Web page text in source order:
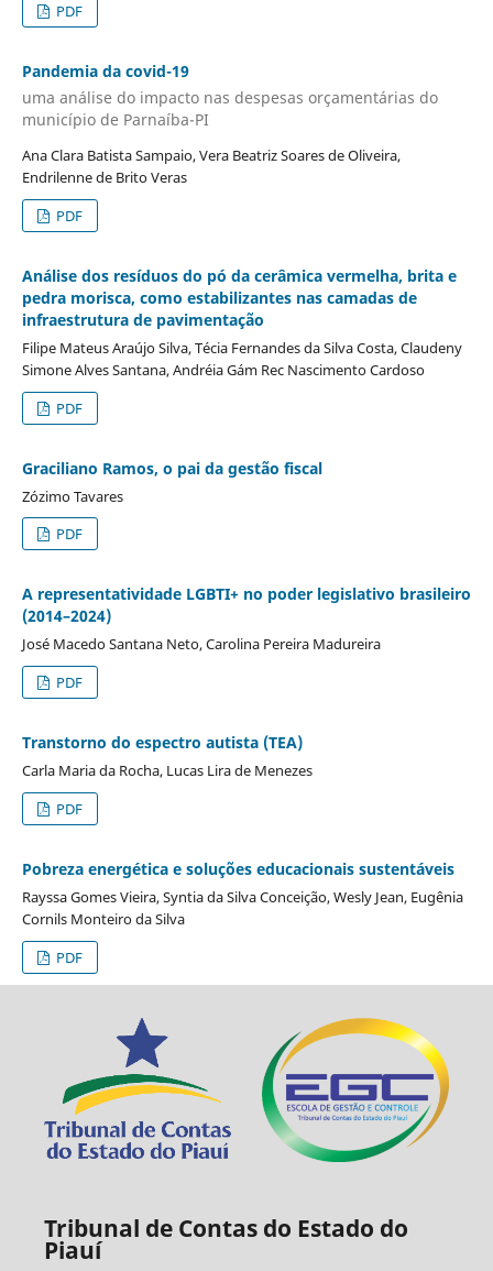
PDF
Pandemia da covid-19
uma análise do impacto nas despesas orçamentárias do
município de Parnaíba-PI
Ana Clara Batista Sampaio, Vera Beatriz Soares de Oliveira,
Endrilenne de Brito Veras
PDF
Análise dos resíduos do pó da cerâmica vermelha, brita e
pedra morisca, como estabilizantes nas camadas de
infraestrutura de pavimentação
Filipe Mateus Araújo Silva, Técia Fernandes da Silva Costa, Claudeny
Simone Alves Santana, Andréia Gám Rec Nascimento Cardoso
PDF
Graciliano Ramos, o pai da gestão fiscal
Zózimo Tavares
PDF
A representatividade LGBTI+ no poder legislativo brasileiro
(2014–2024)
José Macedo Santana Neto, Carolina Pereira Madureira
PDF
Transtorno do espectro autista (TEA)
Carla Maria da Rocha, Lucas Lira de Menezes
PDF
Pobreza energética e soluções educacionais sustentáveis
Rayssa Gomes Vieira, Syntia da Silva Conceição, Wesly Jean, Eugênia
Cornils Monteiro da Silva
PDF
Tribunal de Contas do Estado do
Piauí